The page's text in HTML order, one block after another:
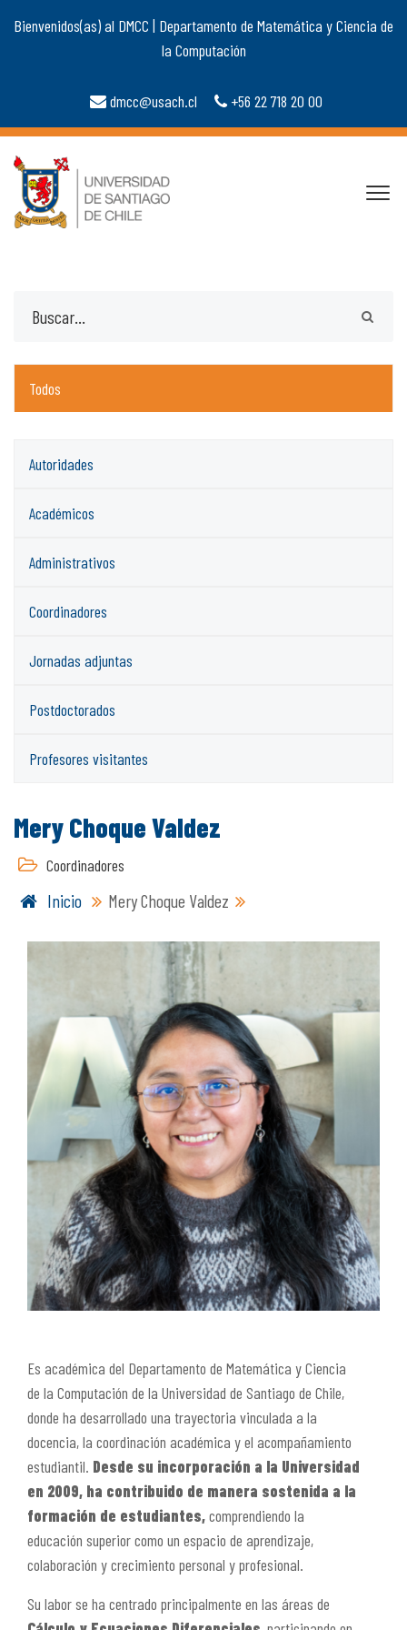
Bienvenidos(as) al DMCC | Departamento de Matemática y Ciencia de
la Computación
dmcc@usach.cl +56 22 718 20 00
Todos
Autoridades
Académicos
Administrativos
Coordinadores
Jornadas adjuntas
Postdoctorados
Profesores visitantes
Mery Choque Valdez
Coordinadores
Inicio Mery Choque Valdez
Es académica del Departamento de Matemática y Ciencia
de la Computación de la Universidad de Santiago de Chile,
donde ha desarrollado una trayectoria vinculada a la
docencia, la coordinación académica y el acompañamiento
estudiantil. Desde su incorporación a la Universidad
en 2009, ha contribuido de manera sostenida a la
formación de estudiantes,comprendiendo la
educación superior como un espacio de aprendizaje,
colaboración y crecimiento personal y profesional.
Su labor se ha centrado principalmente en las áreas de